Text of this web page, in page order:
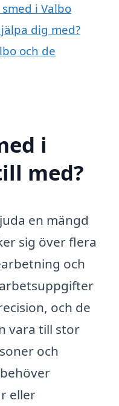
i Valbo
dig med?
och de
i
med?
en mängd
sig över flera
och
och de
vara till stor
och
eller